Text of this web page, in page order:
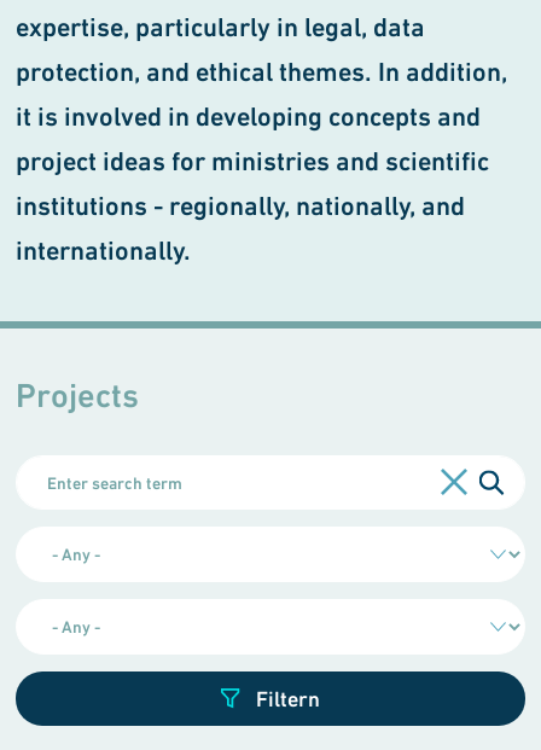
expertise, particularly in legal, data
protection, and ethical themes. In addition,
it is involved in developing concepts and
project ideas for ministries and scientific
institutions - regionally, nationally, and
internationally.
Projects